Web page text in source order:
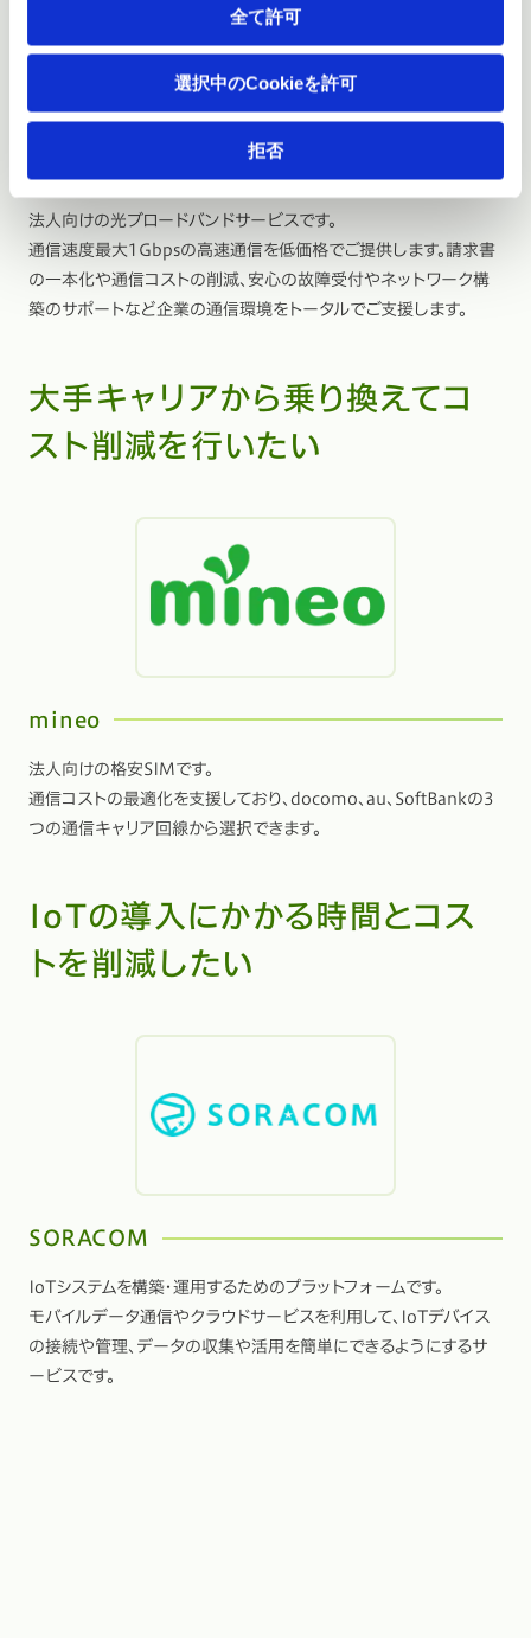
全て許可
選択中のCookieを許可
拒否
法人向けの光ブロードバンドサービスです。
通信速度最大1Gbpsの高速通信を低価格でご提供します。請求書
の一本化や通信コストの削減、安心の故障受付やネットワーク構
築のサポートなど企業の通信環境をトータルでご支援します。
大手キャリアから乗り換えてコ
スト削減を行いたい
mineo
法人向けの格安SIMです。
通信コストの最適化を支援しており、docomo、au、SoftBankの3
つの通信キャリア回線から選択できます。
IoTの導入にかかる時間とコス
トを削減したい
SORACOM
IoTシステムを構築・運用するためのプラットフォームです。
モバイルデータ通信やクラウドサービスを利用して、IoTデバイス
の接続や管理、データの収集や活用を簡単にできるようにするサ
ービスです。